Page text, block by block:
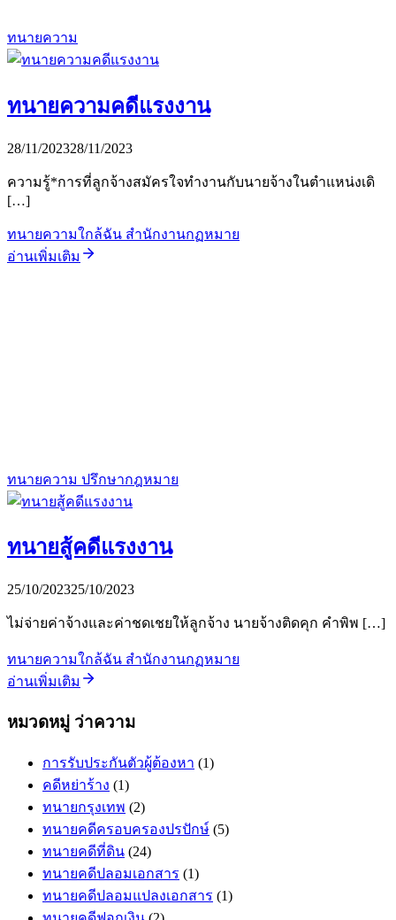
ทนายความ
ทนายความคดีแรงงาน
28/11/202328/11/2023
ความรู้*การที่ลูกจ้างสมัครใจทำงานกับนายจ้างในตำแหน่งเดิ
[…]
ทนายความใกล้ฉัน สำนักงานกฏหมาย
อ่านเพิ่มเติม
ทนายความ ปรึกษากฎหมาย
ทนายสู้คดีแรงงาน
25/10/202325/10/2023
ไม่จ่ายค่าจ้างและค่าชดเชยให้ลูกจ้าง นายจ้างติดคุก คำพิพ […]
ทนายความใกล้ฉัน สำนักงานกฏหมาย
อ่านเพิ่มเติม
หมวดหมู่ ว่าความ
การรับประกันตัวผู้ต้องหา (1)
คดีหย่าร้าง (1)
ทนายกรุงเทพ (2)
ทนายคดีครอบครองปรปักษ์ (5)
ทนายคดีที่ดิน (24)
ทนายคดีปลอมเอกสาร (1)
ทนายคดีปลอมแปลงเอกสาร (1)